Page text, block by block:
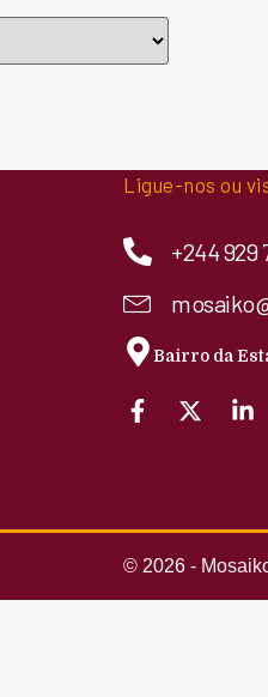
Ligue-nos ou
+244 929
Bairro da
© 2026 -